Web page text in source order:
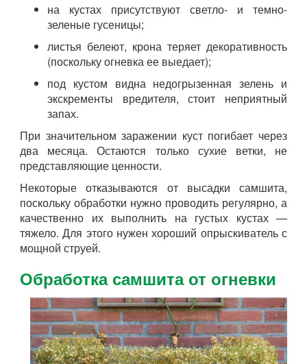
на кустах присутствуют светло- и темно-
зеленые гусеницы;
листья белеют, крона теряет декоративность
(поскольку огневка ее выедает);
под кустом видна недогрызенная зелень и
экскременты вредителя, стоит неприятный
запах.
При значительном заражении куст погибает через
два месяца. Остаются только сухие ветки, не
представляющие ценности.
Некоторые отказываются от высадки самшита,
поскольку обработки нужно проводить регулярно, а
качественно их выполнить на густых кустах —
тяжело. Для этого нужен хороший опрыскиватель с
мощной струей.
Обработка самшита от огневки